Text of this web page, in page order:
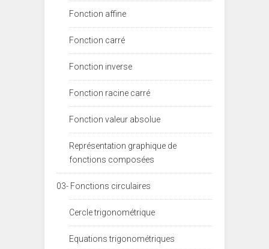
Fonction affine
Fonction carré
Fonction inverse
Fonction racine carré
Fonction valeur absolue
Représentation graphique de
fonctions composées
03- Fonctions circulaires
Cercle trigonométrique
Equations trigonométriques